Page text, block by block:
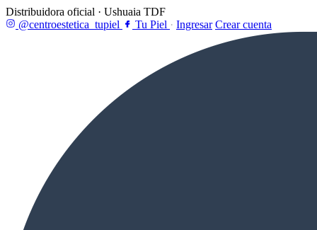
Distribuidora oficial · Ushuaia TDF
@centroestetica_tupiel
Tu Piel · Ingresar Crear cuenta